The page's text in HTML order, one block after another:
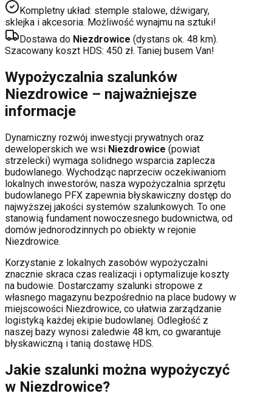
Kompletny układ: stemple stalowe, dźwigary,
sklejka i akcesoria. Możliwość wynajmu na sztuki!
Dostawa do Niezdrowice (dystans ok. 48 km).
Szacowany koszt HDS: 450 zł. Taniej busem Van!
Wypożyczalnia szalunków
Niezdrowice – najważniejsze
informacje
Dynamiczny rozwój inwestycji prywatnych oraz
deweloperskich we wsi Niezdrowice (powiat
strzelecki) wymaga solidnego wsparcia zaplecza
budowlanego. Wychodząc naprzeciw oczekiwaniom
lokalnych inwestorów, nasza wypożyczalnia sprzętu
budowlanego PFX zapewnia błyskawiczny dostęp do
najwyższej jakości systemów szalunkowych. To one
stanowią fundament nowoczesnego budownictwa, od
domów jednorodzinnych po obiekty w rejonie
Niezdrowice.
Korzystanie z lokalnych zasobów wypożyczalni
znacznie skraca czas realizacji i optymalizuje koszty
na budowie. Dostarczamy szalunki stropowe z
własnego magazynu bezpośrednio na place budowy w
miejscowości Niezdrowice, co ułatwia zarządzanie
logistyką każdej ekipie budowlanej. Odległość z
naszej bazy wynosi zaledwie 48 km, co gwarantuje
błyskawiczną i tanią dostawę HDS.
Jakie szalunki można wypożyczyć
w Niezdrowice?